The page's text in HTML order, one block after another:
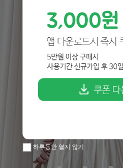
하루동안 열지 않기